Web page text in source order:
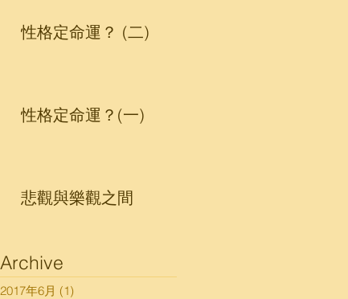
性格定命運？ (二)
性格定命運？(一)
悲觀與樂觀之間
Archive
2017年6月 (1)